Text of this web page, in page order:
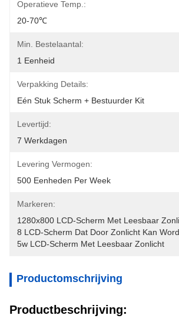
Operatieve Temp.:
20-70℃
Min. Bestelaantal:
1 Eenheid
Verpakking Details:
Eén Stuk Scherm + Bestuurder Kit
Levertijd:
7 Werkdagen
Levering Vermogen:
500 Eenheden Per Week
Markeren:
1280x800 LCD-Scherm Met Leesbaar
8 LCD-Scherm Dat Door Zonlicht Kan
5w LCD-Scherm Met Leesbaar Zonlicht
Productomschrijving
Productbeschrijving: